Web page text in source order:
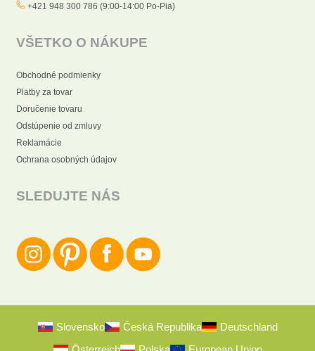
+421 948 300 786 (9:00-14:00 Po-Pia)
VŠETKO O NÁKUPE
Obchodné podmienky
Platby za tovar
Doručenie tovaru
Odstúpenie od zmluvy
Reklamácie
Ochrana osobných údajov
SLEDUJTE NÁS
Slovensko Česká Republika
Deutschland